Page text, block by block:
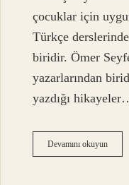
çocuklar için
Türkçe
biridir. Ömer
yazarlarından
yazdığı
Devamını okuyunÖmer